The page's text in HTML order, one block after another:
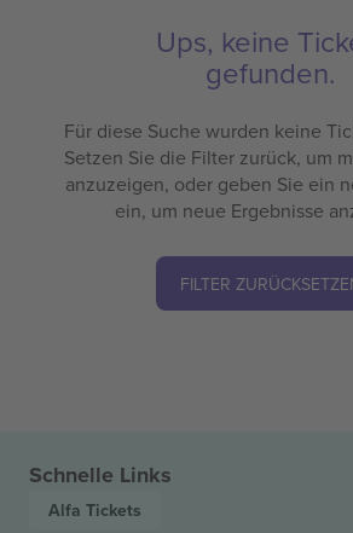
Ups, keine
gefunden.
Für diese Suche wurden keine
Setzen Sie die Filter zurück, um
anzuzeigen, oder geben Sie ein
ein, um neue Ergebnisse
FILTER
Schnelle Links
Alfa Tickets